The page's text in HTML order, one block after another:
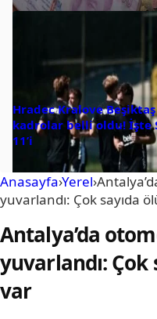
Hradec Kralove
kadrolar belli oldu! İşte
11’i
Anasayfa›Yerel›
yuvarlandı: Çok sayıda
Antalya’da
yuvarlandı: Çok
var